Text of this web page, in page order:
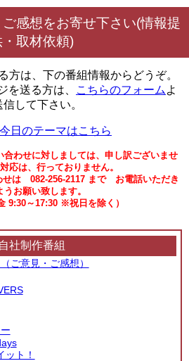
感想をお寄せ下さい(情報提
・取材依頼)
方は、下の番組情報からどうぞ。
を送る方は、
こちらのフォーム よ
信して下さい。
日のテーマはこちら
合わせに対しましては、申し訳ございませ
応は、行っておりません。
せは 082-256-2117 まで お電話いただき
うお願い致します。
9:30～17:30 ※祝日を除く）
自社制作番組
ご意見・ご感想）
ット！